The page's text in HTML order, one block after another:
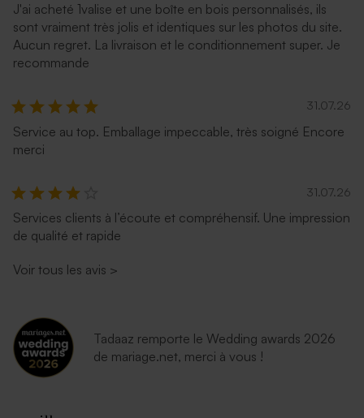
J'ai acheté 1valise et une boîte en bois personnalisés, ils
sont vraiment très jolis et identiques sur les photos du site.
Aucun regret. La livraison et le conditionnement super. Je
recommande
31.07.26
Service au top. Emballage impeccable, très soigné Encore
merci
31.07.26
Services clients à l’écoute et compréhensif. Une impression
de qualité et rapide
Voir tous les avis >
Tadaaz remporte le Wedding awards 2026
de mariage.net, merci à vous !